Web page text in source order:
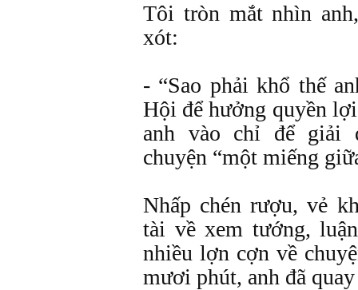
Tôi tròn mắt nhìn
xót:
- “Sao phải khổ thế
Hội để hưởng quyền
anh vào chỉ để giải
chuyện “một miếng
Nhấp chén rượu, vẻ
tài về xem tướng,
nhiều lợn cợn về
mươi phút, anh đã